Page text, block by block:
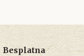
Besplatna